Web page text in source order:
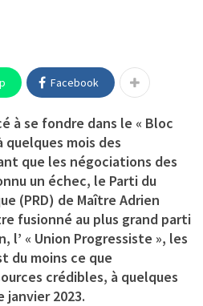
Facebook
à se fondre dans le « Bloc
quelques mois des
que les négociations des
un échec, le Parti du
(PRD) de Maître Adrien
fusionné au plus grand parti
l’ « Union Progressiste », les
du moins ce que
crédibles, à quelques
janvier 2023.